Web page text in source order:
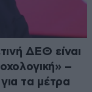
ΔΕΘ είναι
–
τα μέτρα